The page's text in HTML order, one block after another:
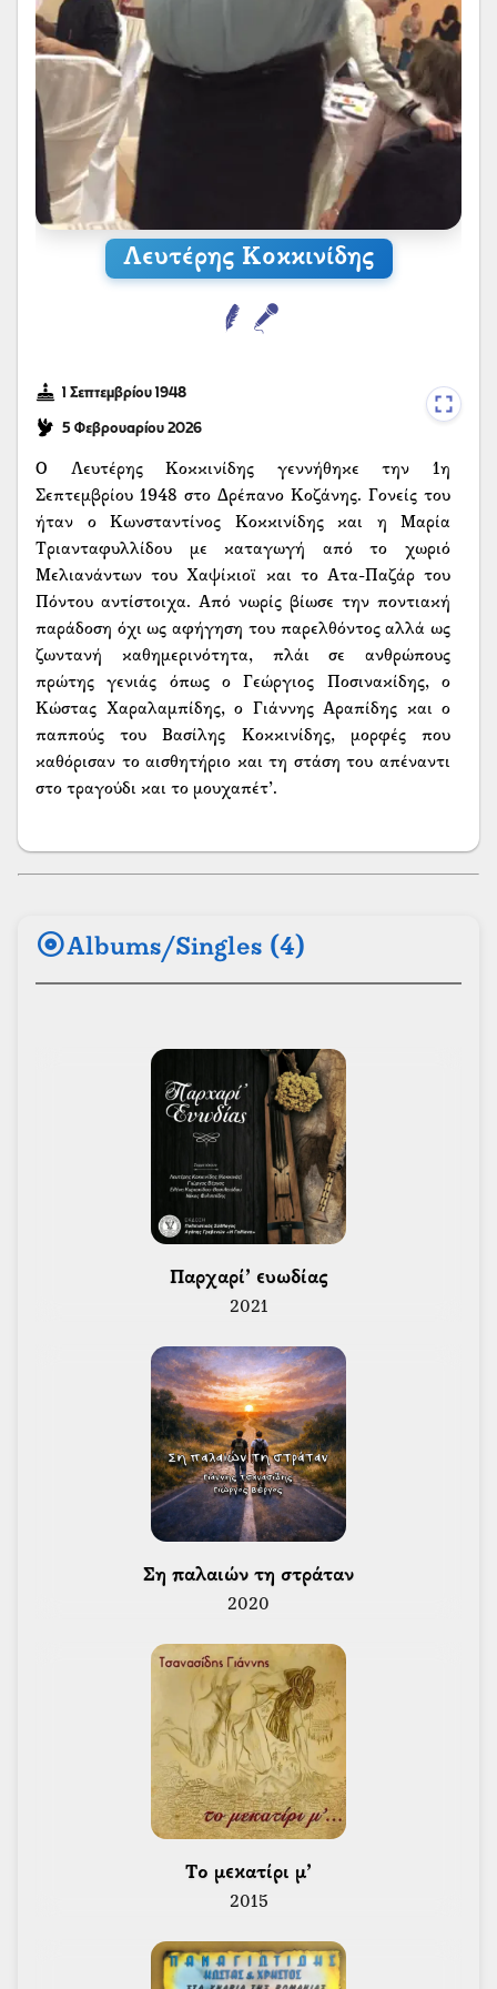
Λευτέρης Κοκκινίδης
1 Σεπτεμβρίου 1948
5 Φεβρουαρίου 2026
Ο Λευτέρης Κοκκινίδης γεννήθηκε την 1η Σεπτεμβρίου 1948 στο Δρέπανο Κοζάνης. Γονείς του ήταν ο Κωνσταντίνος Κοκκινίδης και η Μαρία Τριανταφυλλίδου με καταγωγή από το χωριό Μελιανάντων του Χαψίκιοϊ και το Ατα-Παζάρ του Πόντου αντίστοιχα. Από νωρίς βίωσε την ποντιακή παράδοση όχι ως αφήγηση του παρελθόντος αλλά ως ζωντανή καθημερινότητα, πλάι σε ανθρώπους πρώτης γενιάς όπως ο Γεώργιος Ποσινακίδης, ο Κώστας Χαραλαμπίδης, ο Γιάννης Αραπίδης και ο παππούς του Βασίλης Κοκκινίδης, μορφές που καθόρισαν το αισθητήριο και τη στάση του απέναντι στο τραγούδι και το μουχαπέτ’. Η αγάπη του για το ποντιακό στοιχείο τον οδήγησε φυσικά στη στιχοπλοκή. Σκάρωνε δίστιχα με αυθεντικό λόγο και βιωματικό φορτίο, αρκετά από τα οποία βρήκαν τον δρόμο τους στη δισκογραφία, χωρίς ποτέ να χάσουν τον χαρακτήρα του μουχαπέτ’ από τον οποίο γεννήθηκαν. Αθεράπευτα μουχαπετλής, δεν άργησε να περάσει και ο ίδιος στο στούντιο, κάνοντας την πρώτη του εμφάνιση στη δισκογραφία το 2000 με φιλική συμμετοχή στον δίσκο του Κώστα Παναγιωτίδη «Στα χνάρια της Ρωμανίας». Ακολούθησαν συμμετοχές σε μεταγενέστερες δισκογραφικές δουλειές, όπως «Το μεκατίρι μ’», το «Ση παλαιών τη στράταν» και το «Παρχαρί’ ευωδίας», όταν νεότεροι μουσικοί, όπως ο Γιάννης Τσανασίδης και ο Γιώργος Βέργος, αναζήτησαν ανθρώπους της παλιάς γενιάς με βιωματική γνώση στο τραγούδι και το μουχαπέτ’, θέλοντας να καταγράψουν όχι μόνο τραγούδια αλλά και έναν τρόπο και μια στάση ζωής. Για πολλά χρόνια διατηρούσε καφενείο-μεζεδοπωλείο με την επωνυμία «Το Χάραμαν» στον Άγιο Δημήτριο Κοζάνης, έναν χώρο που εξελίχθηκε σε άτυπο καταφύγιο του ποντιακού τραγουδιού. Εκεί φιλοξενήθηκαν αμέτρητες στιγμές μυσταγωγίας, γνήσια μουχαπέτια και συναντήσεις γενεών, με τη συμμετοχή και πολλών νέων ανθρώπων, στους οποίους ήταν ιδιαίτερα αγαπητός. Θερμός χαρακτήρας, παθιασμένος με το ποντιακό τραγούδι και τον στίχο, αγαπούσε να βρίσκεται κοντά στη νεολαία και να μεταφέρει το βιωματικό του ανάγνωσμα χωρίς διδακτισμό, μέσα από το τραγούδι, τη συζήτηση και το κοινό βίωμα. Άνθρωπος φιλικός, παρών σε κάθε ποντιακό γλέντι, άφησε έντονα χαραγμένη τη μορφή του στη μνήμη όσων τον έζησαν. Η χαρακτηριστική του στάση, να σηκώνεται όρθιος με ανοιχτά τα χέρια εν μέσω μέθεξης κατά τη διάρκεια ενός μουχαπέτ’, παραμένει ανεξίτηλη εικόνα μιας ζωής δοσμένης στο τραγούδι και την κοινότητα. Στην προσωπική του ζωή ήταν παντρεμένος με την Ασπασία Σακαλή, με την οποία απέκτησαν τρία παιδιά, τον Κωνσταντίνο, τον Εμμανουήλ και τη Μαρία. Ο Λευτέρης Κοκκινίδης απεβίωσε στις 5 Φεβρουαρίου 2026, συνεπεία εγκεφαλικού επεισοδίου, αφήνοντας πίσω του ένα καθαρό και βαθύ αποτύπωμα στο βιωματικό ποντιακό τραγούδι και στον ποντιακό στίχο, ένα αποτύπωμα που συνεχίζει να ζει μέσα από τις φωνές, τις μνήμες και τα μουχαπέτια όσων τον αγάπησαν. Παρακάτω παρατίθεται συνέντευξη/συζήτησή του με τον Γιάννη Τσανασίδη την 16/11/2022 Όπως είπα εγώ απράνας για τ’ αε-Λευθερί’, είπεν ο Ποσινάκ’ς για τ’ Αγιαννί’. Τα σ̌κυλία θα τρών’ ατ’ς, τ’ Αγιαννί’ χ̌ιόν’ ατόσον έτον! Τότε με τα ποδάρι͜α επέγ̆’ναν κι έρχουνταν σα χωρία. Ποίος είν’; ποίος είν’; Θα τρώγ’νε τ’ ανθρώπ’ς! Σ̌κυλία εμείς, σ̌κυλία εείν’. Εξέβαν και ένας ας ση σκάλαν απάν’ είδεν Κοιλαδέτ’ είναι, λέει τον Ποσινάκ’ «Κοιλαδέτ’ είναι, θείο». Ούσνα έρχουνταν απάν’ εείν’ ο Ποσινάκ’ς είπεν το δίστιχον «Οι Κοιλαδέτ’ και τ’ Αγιαννί’ σο Τοψιλάρ ευρέθαν, χ̌ιόνι͜α ταράζ’νε κι έρχουνταν ν’ αηλί την Κουσπιδέτ’σσα». Κουσπιδέτ’σσα έτον η καρή ατ’, Κουσπιδέτσογλη έλεγαν ατόν...ασ’ εείνε θα έτον. Ας σου Κοσπιδί έτον η Ποσινακίνα; ’Κ’ εξέρω. Ο Ποσινάκ’ς ας σου Μελιανάντων έτον. Ατείν’ σου γιού ατ’ τη γιορτήν έρχουνταν, σου μπαρμπα-Γιάννε. Αέτσ’ εγώ πα είπα για τ’ εμόν τη γιορτήν κάποτε «Οφέτος τ’ αε-Λευθερί’ έρθαν με τα βρεχ̌ία! Πολλά τσ̌αμούρι͜α κουβαλούν, ν’ αηλί την Ασπασίαν». Εγώ εγεννέθα το 1948 σο Δρέπανον, το Καρατσιλάρ’. Ατότε έμ’νες ανταρτόπληκτοι. Εκεί έμ’νες ση θείας ι-μ’ τη Γιαλπακίνας. Ατέ έτον του πατέρα μ’ η θεία, τη μάνας ατ’ η αδερφή και είπεν ατον όταν θα έφευαμε το 1949, «Κώστη, αούτο το μωρόν πρώτα θα πορπατεί σην αυλή μ’ και ύστερα θα παίρτς ατο και φεύ’ς. Και εγώ και η μάνα μ’ επέμ’ναμε εκεί, επορπάτεσα κι επεκεί εφορτώθεν η μάνα μ’ και έγκε με σο χωρίον. Έμ’νες εφτά αδέρφι͜α· έξ’ αγούρια και έναν αδερφήν πα είχαμε. Η μάνα μ’ η Μαρία έτον ας σο Ατα-Παζάρ και ο κύρη μ’ ο Κώστης ας ση Ματσούκαν Χαψικεέτες, ας σου Μελιανάντων. Ο πάππο μ’ ο Βασίλτς έτον πολλά μερακλής ας σην πατρίδαν είχ̌εν ιστορίαν. Εκεί επήεν σο χοβαρταλούκ’ και έτον δείσα όντας επήεν. Όντας θ’ έφευεν εχ̌ι͜όνιζεν. Επήεν σ’ οσπίτ’ και η καρή ατ’, η καλομάνα μ’, λέει «αούτος αδά σην ώρα που έτον; Απόθεν έρθεν; Και απάν’ σα πόδας ατ’ επήεν κι εύρεν τ’ οσπίτ’ απόθεν εξέβεν. Αέτσ’ πα ο πάππο μ’ εξέγκεν την τραγωδίαν «Ανάθεμα και τη δείσαν και που χ̌ι͜ονίζ’ παρώρας, αρ’ συντα̤υλεί τοι γυναίκ’ς και αραεύ’νε πόδας». Εγώ τα ποντιακά ας σην μάνα μ’ έμαθα τα όλια. Μικρέσσα υπάντρεψε, δεκαπέντε χρονών, και επροσαρμόστεν και με το παραπάν’ απέσ’ σοι Ματσουκάτ’ς, θυμητικόν πολλά και εκείνε και όθεν επέγ̆’ναν και ό,τι τραγωδίαν έλεεν ο Ποσινάκ’ς ετύπωνεν ατο και επεκεί όντας εκαλάτσ̌ευαμε και έλεε με ιστορίας, έλεε με και ατά. Η μάνα μ’ ετραγώδ’νεν και μακρέα και είχ̌εν καλόν λαλίαν. Οτότε όντας έρθαν τ’ εμετέρ’ το ’22 πολλά παιδία επέμ’ναν εκέσ’. Σα σιμά εστεφανώθεν το παιδίν κάτινος, αρ’ έρθαν σην Ελλάδα και έγκεν μαναχόν τη νύφεν ατ’ με τ’ ατόν. Ο γιός ατ’ ’κ’ επόρεσεν να έρ’ται. Κάποιος σο χωρίον ενδιαφέρθεν για τ’ ατό το κορτσόπον και εθέλεσεν να παίρ’ α̤τεν. Επήεν σον ποπάν λέει ατον· «Ποπά, ντό θα ευτάμε;» Εκείνος είπε, «’Κ’ εξέρω ντο να ευτάμε τη χώρας το παιδίν, μικρόν κορτσόπον». Ατότε νέ διαζύγια είχ̌εν, νέ τιδέν. Αέτσ’ εξέγκεν ατον «πεθαμένον» τον άντραν ατ’ς και εστεφάνωσαν ατεν με ατόν που εθέλ’νεν να παίρ’ α̤τεν. Πολλά ’κ’ επήεν, έρθεν ο άντρας ατ’ς ας σην πατρίδαν. Λέει τον πατέραν ατ’· «πού έν’ η καρή μ’;», λέει ατον «υπάντρεψεν», λέει ατός «και πώς υπάντρεψε;». Επήεν σον ποπάν. Εείνος μόλις είδεν ατον είπεν «Μέγας είσαι, Κύριε!» και ερώτεσεν ατον «ντό επορούμε να ευτάμε ατώρα;». Ατότε ο παιδάς είπεν τον ποπάν «Ποπά και ντ’ εστεφάνωνες και το στεφανωμένον; Απόθεν έρθε σε χαπέρ’ ντο είμαι αποθαμένον;». Μία έτονε αραββωνιασμέντσα με έναν που ’κ’ εθέλ’νεν να παίρ’ α̤τον. Επήεν σο νερόν και εκλέφτεν με έναν άλλον. Ο πατέρας ατ’ς αν εύρηκεν ατεν θα εσκότων’ν’ α̤τεν. Έτον τρανόν προσβολήν εείνα τα χρόνι͜α! Από κάποτε εποίκαν οι γονείς ατ’ς μήνυσην ότι έκλεψαν ατεν χωρίς να θέλ’. Ετοπλαεύτεν κόσμος, έρθεν και η αστυνομία και ερώτεσαν ατεν πώς εγέντονε το κακόν. Εκείνε ατότε είπεν πως εθέλεσεν και εκλέφτεν. Εγέντονε τρανόν φασαρία. Ατός με τηνάν έτον αρραβωνιασμέντσα εξέγκεν ατότε το δίστιχο «Η κόρ’ επήεν σο νερόν, επήεν και ’κ’ επήεν! Φοούμαι ερρούξεν σο γουρνίν και άμον σ̌εκέρ’ ελύεν». Πολλά τραγωδίας που έσανε μοιρολόγια ατώρα ακούγ’ν’ α̤τα και χορεύ’νε μετ’ ατά. Αέτσ’ όντες επέθανεν ο άντρας ασ’ είναν γυναίκαν, εείνε ετραγώδεσεν «Άλλο ’κι πάω σον παρχάρ’, άλλο ’κι παρχαρεύω! Άλλο ’κι λέγω και γελώ άλλο ’κι μασκαρεύω», «Άλλο κ’ εμπαίνω σην περι͜άν και ’κι περι͜αλι͜αεύω! ’Κι θέκω περολίθαρο, ’κι κάθουμαι κι αλμέγω». Οσήμερον κανένας ’κ’ επορεί να εγροικά ντό θέλ’ να λέει το δίστιχον αν ’κ’ εξέρ’ την ιστορίαν ατ’. Η θεία μ’ εμοιρολόεσεν πολλά. Ατέ έχασεν παιδία, έχασεν τον άντραν ατ’ς και μαναχόν σον κόσμον είχ̌εν τον πατέραν ατ’ς. Όντες επέθανεν και ο πατέρας ατ’ς εμοιρολόγανεν και έλεεν «Ο ήλιον εβασίλεψεν ασ’ όλια τα ραχ̌ία, δάκρυ͜α τρέχ’νε ας σ’ ομματόπα μ’, αίμαν ας σην καρδία μ’». Ο Ποσινάκ’ς εείνα τα χρόνια έπαιζεν και ακουσ̌κεύκουτον η κεμεντζ̌έ σε όλιον το χωρίον. Η μάνα μ’ έλεεν τέσσερα πέντε κάτι͜α χορούς εγένουσαν. Εσύρ’νεν τραγωδίας τοι γυναίκ’ς. Κάποτε ετραγώδεσεν «Ατά και ντο λαΐσκουνταν γιατί ’κι κωδωνίζ’νε; Και κρού’ν αδά και κρού’νε ’κεί και πόδαν ’κ’ εχωρίζ’νε!». Για τηνάν είπεν, εγροίκ’σεν και είπεν ατον, «Σ̌κυλίν αφορισμένον, αν θέλτς να κωδωνίζ’νε κωδώνωσον ατα». Κάποτε η Στάλα και η Τσαραμπούλα ’κ’ εσέβαν σον χορόν, έστεκαν πλάν’ καικά. Ατός είπεν «Το στούδι μ’ αγαπίεται εμέν’ π’ ελέπ’ αγρείται, τ’ οφρύδι͜α εκορδυλίασαν ακεί κατί τερείτε;». Η Τσαραμπούλα έτον πολλά έμορφος, εφώταζεν. Αλλομίαν είπεν ατέναν «Θαρρείς δύσκολα πορπατείς, θαρρείς κοτσή πα είσαι! Εφτά φοράς κι αν υπαντρεύ’ς άμον κορτσόπον είσαι». Ατά όλια έλεεν ατα η μάνα μ’ και όλια εθυμούμ’νε ατα ους ατώρα. Ο Ποσινάκ’ς με τον Φωφότογλη ας σην Χάτοβαν έσαν φίλ’. Επήεν εκέσ’ ο Ποσινάκ’ς έσαν σ’ έναν οσπίτ’, εποίν’ναν μουχαπέτ’. Έφυαν και σην στράταν είνας χ̌έρα επέγ̆’νεν εμπροστά τουν. Λέει ατον ο Φωφότογλης· «Γιώρ’ αούτ’ την χ̌έραν πώς ελέπ’ς ατεν; Και ο Ποσινάκ’ς είπεν «Χ̌έρα μ’, ας σο πορπάτεμα σ’ πολλά καταλαβαίνω! Εσύ τιδέν ανάγκην ’κ’ έ͜εις, τσ̌ίζω τον σ’χωρεμένον». Ατό το δίστιχο ατώρα έν’ πολλά γνωστόν, αλλά πρώτα ο Ποσινάκ’ς είπεν ατο ση Χάτοβαν. Όπως και το «Νε σ̌κύλ’ υιέ, γαϊδάρ’ υιέ, ντό θα ευτάς το κάζιν; Στάλτσον ατο σο μεσοχάμ’ ο κόσμος ας φωτάζει». Ατό είπεν ατό σ’ έναν χαράν αδά σο χωρίον, που έτον πολλά έμορφος η νύφε. Πολλά δίστιχα του Ποσινάκ’ κυκλοφορούν οσήμερον, χωρίς να εξέρουμε ότι είν’ ατουνού. Ατός σην πατρίδαν έπαιζε σα τούρκικα χαρέμια και οι Τούρκ’ επροστάτευαν ατόν μην τυχόν και κάτ’ παθάν’. Έτον επαγγελματίας κεμεντζ̌ετσ̌ής. Σε έναν άλλο γάμο στο χωριό τραγούδησε· «Και σου Τεντσόγλη τη χαράν δεκαεφτά νομάτ’ και ο κεμεντζ̌ετσ̌ής ατουν πώς έχ̌’ έναν ομμάτ’!». Ετραγώδ’νεν για τον θάνατον ατ’ «Γιωρίκα, λέν’ το λείμψανο σ’ κλαίγ’ν’ ατο οι ποπάδες, κλαίει ατο και η μαχαλά σ’ κι έμορφοι οι νυφάδες». Λίγο καιρό πριν να αποθάν’ έτον άρρωστος και ετραγώδεσεν «Εχ̌ι͜όντσεν κι εκαπάτεψεν ση Κερεστές τ’ ορμία, αρ’ ο Χάρον ετσ̌όκεψεν ση Ποσινάκ’ τ’ ωμία». Ο Ποσινάκ’ς έρχουτον ση γιορτήν τη πάππο μ’, τ’ αε-Βασιλί’, από νωρίς και ’κ’ έφευε! Εκάθουτον ούσνα μερών. Από εκεί επεράν’νεν όλιον το χωρίον. Σε άλλον Βασίλ’ ’κ’ επέγ’νεν ο Ποσινάκ’ς γιατί ας σην πατρίδαν έσανε καλοί φίλ’· γειτόν’ εκεί, γειτόν’ και αδά. Εγώ πα επέγ̆’να ση γιορτήν τη πάππο μ’ και ους το πρωίν εκάθουμ’νε. Κάποτε είπε με, «εσύ πα πέει έναν τραγωδίαν» και είπα τον «Γιωρίκα, παίξον κεμεντζ̌έ και ντως κα’ το ποδάρι σ’, να έρχουνταν τα έμορφα και κάθουνταν σο γιάν
albumAlbums/Singles (4)
Παρχαρί’ ευωδίας
2021
Ση παλαιών τη στράταν
2020
Το μεκατίρι μ’
2015